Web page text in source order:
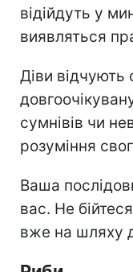
відійдуть у
виявляться
Діви
сумнівів чи
розуміння
Ваша
вас. Не
вже на шляху